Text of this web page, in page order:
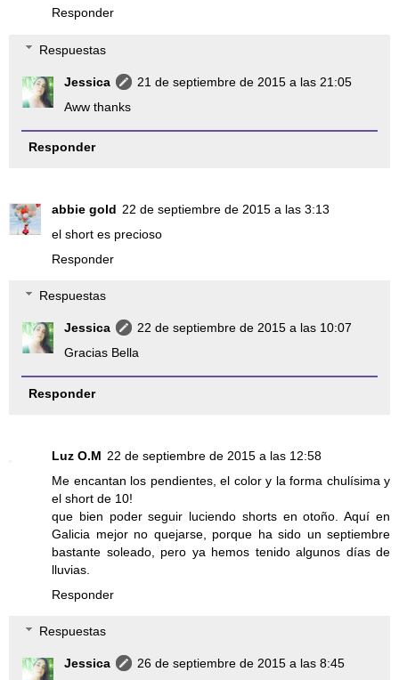
Responder
Respuestas
Jessica
21 de septiembre de 2015 a las 21:05
Aww thanks
Responder
abbie gold 22 de septiembre de 2015 a las 3:13
el short es precioso
Responder
Respuestas
Jessica
22 de septiembre de 2015 a las 10:07
Gracias Bella
Responder
Luz O.M 22 de septiembre de 2015 a las 12:58
Me encantan los pendientes, el color y la forma chulísima y
el short de 10!
que bien poder seguir luciendo shorts en otoño. Aquí en
Galicia mejor no quejarse, porque ha sido un septiembre
bastante soleado, pero ya hemos tenido algunos días de
lluvias.
Responder
Respuestas
Jessica
26 de septiembre de 2015 a las 8:45